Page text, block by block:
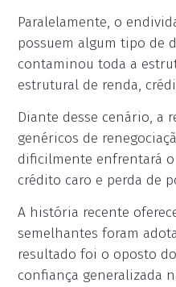
Paralelamente, o
possuem algum tipo de
contaminou toda a
estrutural de renda,
Diante desse cenário, a
genéricos de
dificilmente enfrentará
crédito caro e perda de
A história recente
semelhantes foram
resultado foi o oposto
confiança generalizada